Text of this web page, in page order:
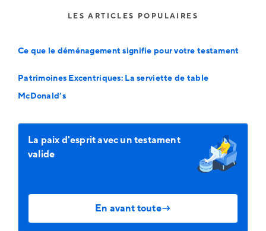
LES ARTICLES POPULAIRES
Ce que le déménagement signifie pour votre testament
Patrimoines Excentriques: La serviette de table
McDonald’s
La paix d'esprit avec un testament
valide
En avant toute→